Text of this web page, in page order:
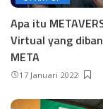
Apa itu
Virtual yang
META
17 Januari 2022